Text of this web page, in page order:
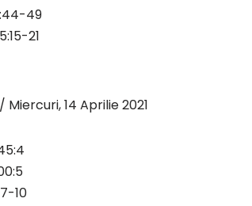
49
21
/ Miercuri, 14 Aprilie 2021
10